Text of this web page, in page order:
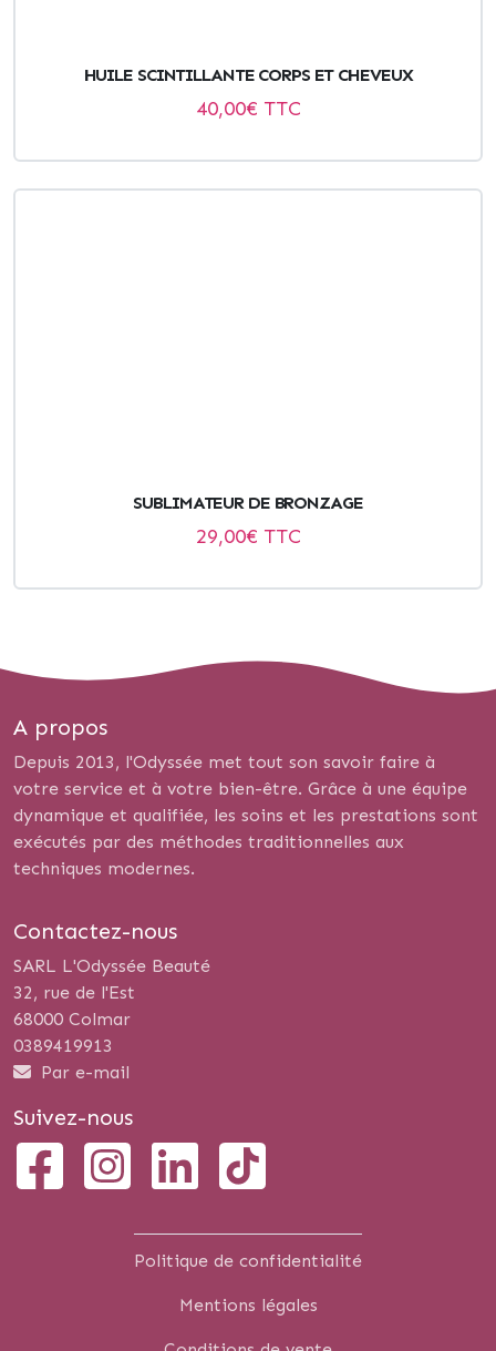
HUILE SCINTILLANTE CORPS ET CHEVEUX
40,00€ TTC
SUBLIMATEUR DE BRONZAGE
29,00€ TTC
A propos
Depuis 2013, l'Odyssée met tout son savoir faire à
votre service et à votre bien-être. Grâce à une équipe
dynamique et qualifiée, les soins et les prestations sont
exécutés par des méthodes traditionnelles aux
techniques modernes.
Contactez-nous
SARL L'Odyssée Beauté
32, rue de l'Est
68000 Colmar
0389419913
Par e-mail
Suivez-nous
Politique de confidentialité
Mentions légales